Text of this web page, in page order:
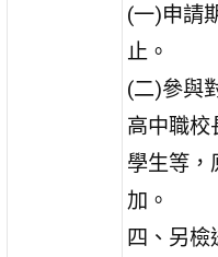
(一)申請
止。
(二)參與
高中職校
學生等，
加。
四、另